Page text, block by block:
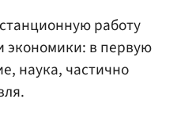
работу
экономики: в первую
наука, частично